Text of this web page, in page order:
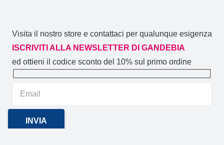
Visita il nostro store e contattaci per qualunque esigenza
ISCRIVITI ALLA NEWSLETTER DI GANDEBIA
ed ottieni il codice sconto del 10% sul primo ordine